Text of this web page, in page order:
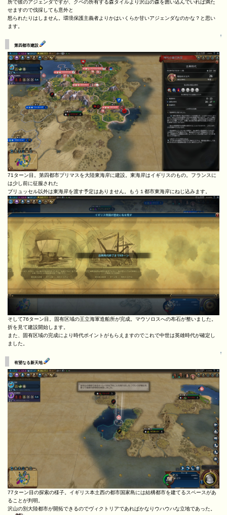
所で彼のアジェンダですが、クペの所有する森タイルより沢山の森を囲い込んでいれば満た
せますので伐採しても意外と
怒られたりはしません。環境保護主義者よりかはいくらか甘いアジェンダなのかな？と思い
ます。
↑
第四都市建設
71ターン目。第四都市プリマスを大陸東海岸に建設。東海岸はイギリスのもの。フランスに
は少し前に征服された
ブリュッセル以外は東海岸を渡す予定はありません。もう１都市東海岸にねじ込みます。
そして76ターン目。固有区域の王立海軍造船所が完成。マウソロスへの布石が整いました。
折を見て建設開始します。
また、固有区域の完成により時代ポイントがもらえますのでこれで中世は英雄時代が確定し
ました。
↑
有望なる新天地
77ターン目の探索の様子。イギリス本土西の都市国家島には結構都市を建てるスペースがあ
ることが判明。
沢山の別大陸都市が開拓できるのでヴィクトリアであればかなりウハウハな立地であった。